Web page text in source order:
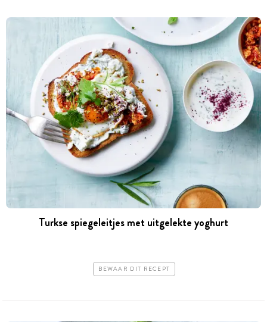
Turkse spiegeleitjes met uitgelekte yoghurt
BEWAAR DIT RECEPT